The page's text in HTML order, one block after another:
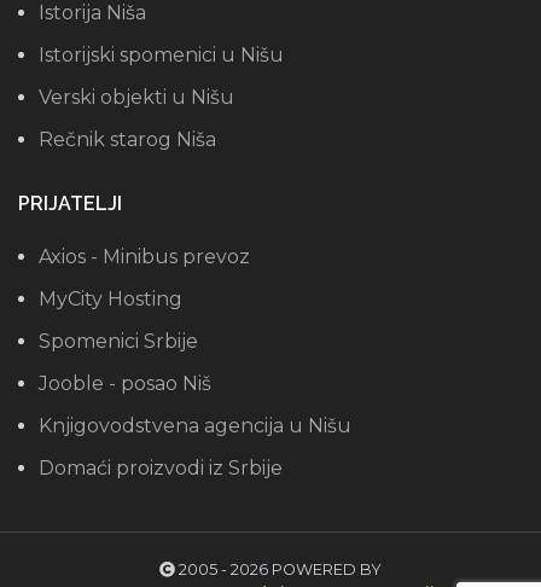
Istorija Niša
Istorijski spomenici u Nišu
Verski objekti u Nišu
Rečnik starog Niša
PRIJATELJI
Axios - Minibus prevoz
MyCity Hosting
Spomenici Srbije
Jooble - posao Niš
Knjigovodstvena agencija u Nišu
Domaći proizvodi iz Srbije
2005 - 2026 POWERED BY